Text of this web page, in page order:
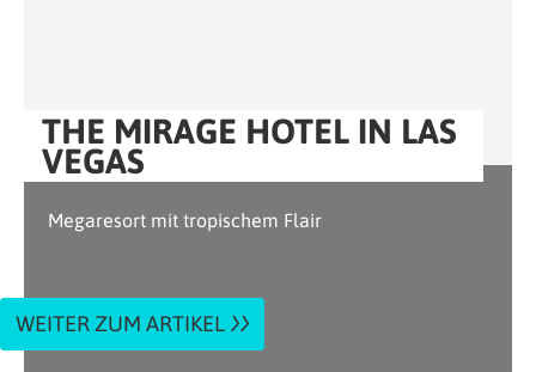
THE MIRAGE HOTEL IN LAS
VEGAS
Megaresort mit tropischem Flair
WEITER ZUM ARTIKEL